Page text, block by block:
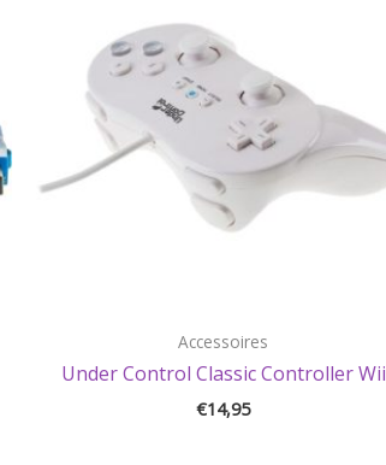
Accessoires
Under Control Classic Controller Wii
€14,95